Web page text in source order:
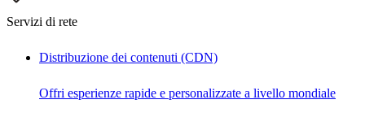
Servizi di rete
Distribuzione dei contenuti (CDN)
Offri esperienze rapide e personalizzate a livello mondiale